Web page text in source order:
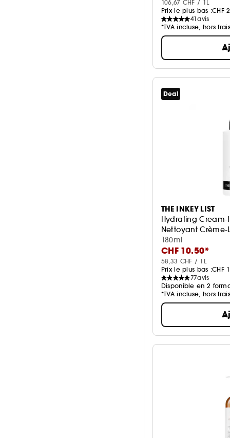
106,67 CHF / 1L
Prix le plus bas :CHF
41avis
*TVA incluse, hors
Deal
THE INKEY LIST
Hydrating Cream-
Nettoyant Crème-
180ml
CHF 10.50*
58,33 CHF / 1L
Prix le plus bas :CHF
77avis
Disponible en 2
*TVA incluse, hors